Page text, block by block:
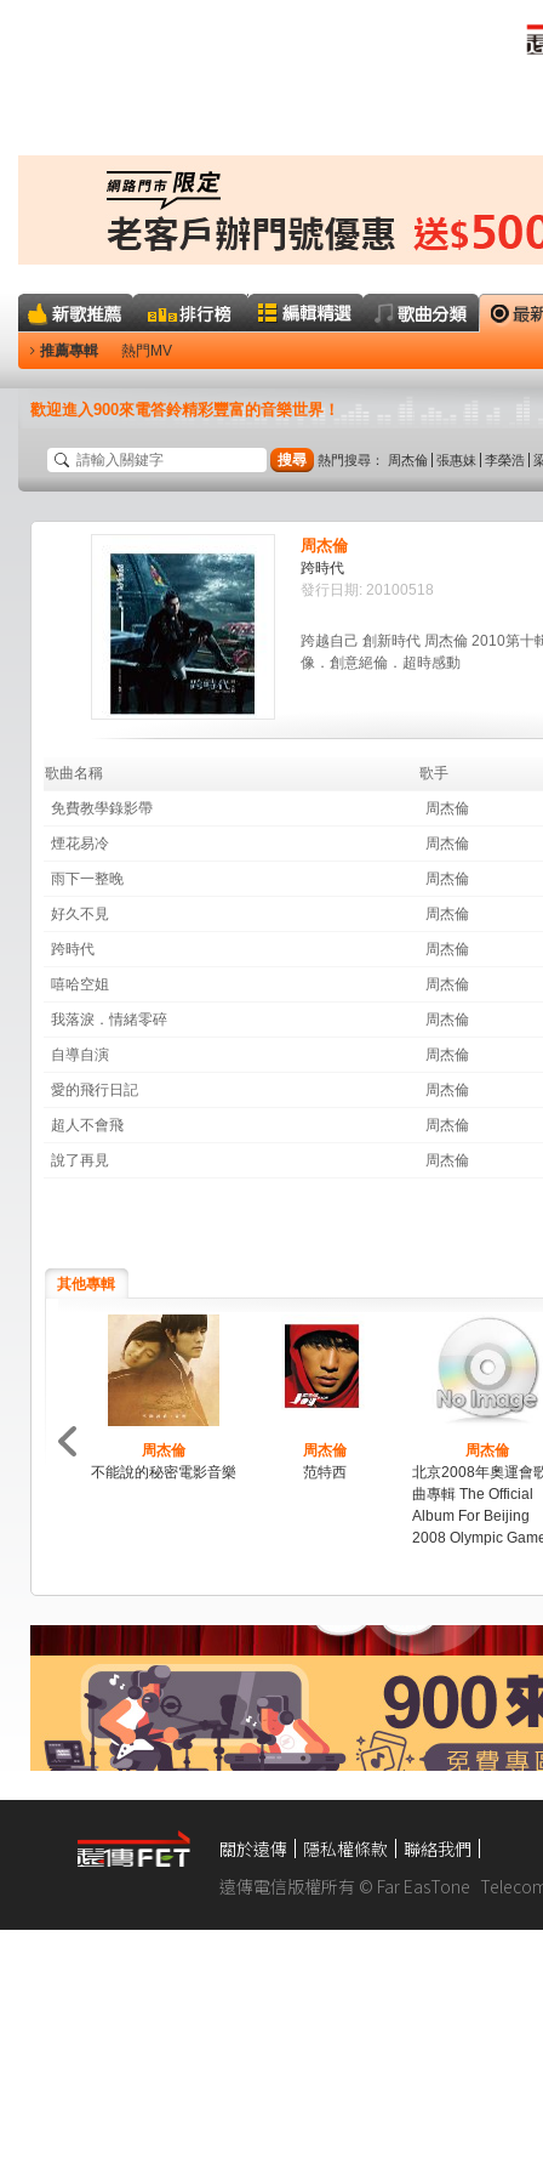
推薦專輯 熱門MV
歡迎進入900來電答鈴精彩豐富的音樂世界！
搜尋 熱門搜尋： 周杰倫 張惠妹 李榮浩
周杰倫
跨時代
發行日期: 20100518
跨越自己 創新時代 周杰倫 2010第十
像．創意絕倫．超時感動
歌曲名稱 歌手
免費教學錄影帶 周杰倫
煙花易冷 周杰倫
雨下一整晚 周杰倫
好久不見 周杰倫
跨時代 周杰倫
嘻哈空姐 周杰倫
我落淚．情緒零碎 周杰倫
自導自演 周杰倫
愛的飛行日記 周杰倫
超人不會飛 周杰倫
說了再見 周杰倫
其他專輯
周杰倫
不能說的秘密電影音樂
周杰倫
范特西
周杰倫
北京2008年奧運會
曲專輯 The Official
Album For Beijing
2008 Olympic
關於遠傳 隱私權條款
聯絡我們
遠傳電信版權所有 © Far EasTone